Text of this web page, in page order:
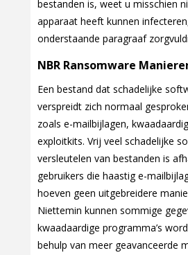
bestanden is, weet u misschien
apparaat heeft kunnen
onderstaande paragraaf
NBR Ransomware
Een bestand dat schadelijke
verspreidt zich normaal
zoals e-mailbijlagen,
exploitkits. Vrij veel schadelijke
versleutelen van bestanden is
gebruikers die haastig e-
hoeven geen uitgebreidere
Niettemin kunnen sommige
kwaadaardige programma’s
behulp van meer geavanceerde